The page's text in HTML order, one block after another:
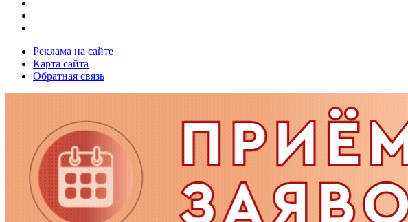
Реклама на сайте
Карта сайта
Обратная связь